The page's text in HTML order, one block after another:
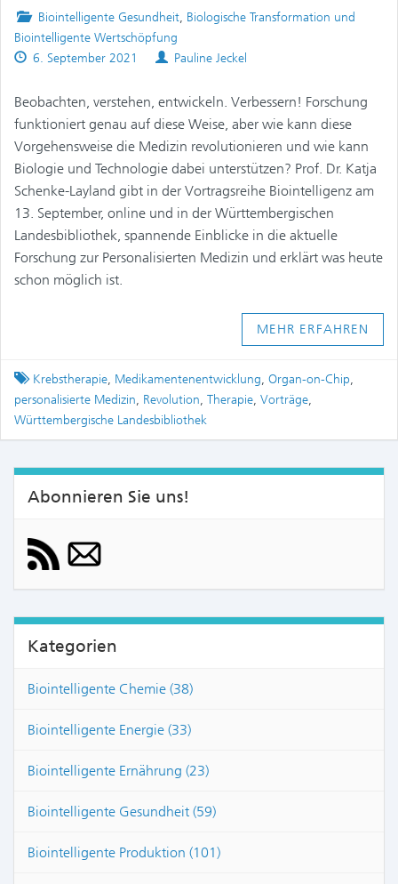
Posted
in
Biointelligente Gesundheit, Biologische Transformation und
Biointelligente Wertschöpfung
Published
6. September 2021 Authors
Pauline Jeckel
Beobachten, verstehen, entwickeln. Verbessern! Forschung
funktioniert genau auf diese Weise, aber wie kann diese
Vorgehensweise die Medizin revolutionieren und wie kann
Biologie und Technologie dabei unterstützen? Prof. Dr. Katja
Schenke-Layland gibt in der Vortragsreihe Biointelligenz am
13. September, online und in der Württembergischen
Landesbibliothek, spannende Einblicke in die aktuelle
Forschung zur Personalisierten Medizin und erklärt was heute
schon möglich ist.
MEHR ERFAHREN
Tagged
Krebstherapie, Medikamentenentwicklung, Organ-on-Chip,
personalisierte Medizin, Revolution, Therapie, Vorträge,
Württembergische Landesbibliothek
Abonnieren Sie uns!
Kategorien
Biointelligente Chemie (38)
Biointelligente Energie (33)
Biointelligente Ernährung (23)
Biointelligente Gesundheit (59)
Biointelligente Produktion (101)